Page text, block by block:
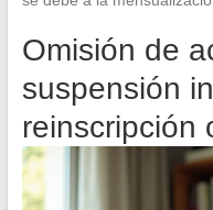
Omisión de
suspensión
reinscripción